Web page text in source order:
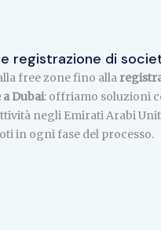
registrazione di
free zone fino alla
Dubai: offriamo soluzioni
negli Emirati Arabi
in ogni fase del processo.